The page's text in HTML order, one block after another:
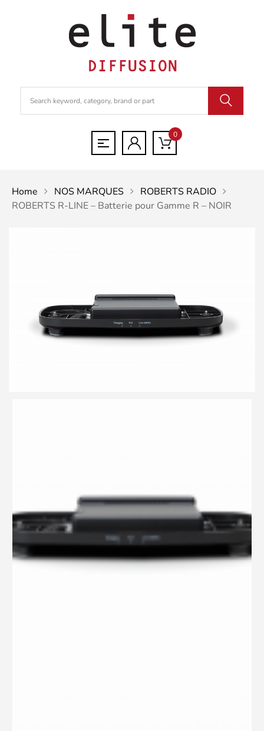
0
Home NOS MARQUES
ROBERTS RADIO
ROBERTS R-LINE – Batterie pour Gamme R – NOIR